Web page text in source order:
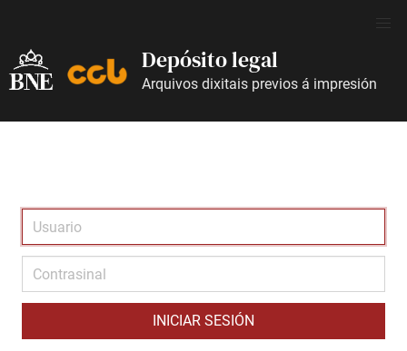
Depósito legal
Arquivos dixitais previos á impresión
INICIAR SESIÓN